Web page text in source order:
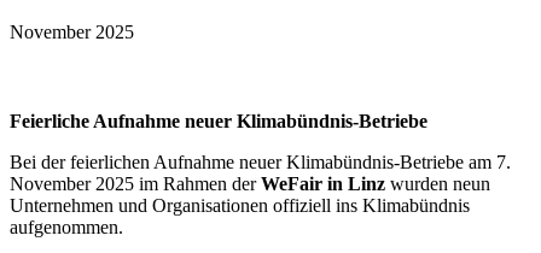
November 2025
Feierliche Aufnahme neuer Klimabündnis-Betriebe
Bei der feierlichen Aufnahme neuer Klimabündnis-Betriebe am 7.
November 2025 im Rahmen derWeFair in Linz wurden neun
Unternehmen und Organisationen offiziell ins Klimabündnis
aufgenommen.